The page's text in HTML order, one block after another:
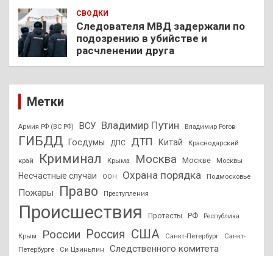
СВОДКИ
Следователя МВД задержали по
подозрению в убийстве и
расчленении друга
Метки
Армия РФ (ВС РФ) ВСУ Владимир Путин Владимир Рогов
ГИБДД Госдумы ДПС ДТП Китай Краснодарский
край Криминал Крыма Москва Москве Москвы
Несчастные случаи ООН Охрана порядка Подмосковье
Пожары Право Преступления
Происшествия Протесты РФ Республика
Крым России Россия США Санкт-Петербург
Санкт-
Петербурге
Си Цзиньпин
Следственного комитета